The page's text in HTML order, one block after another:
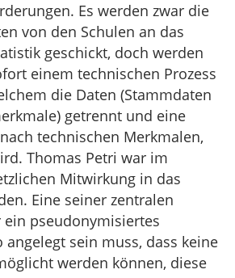
Es werden zwar die
von den Schulen an das
geschickt, doch werden
einem technischen Prozess
die Daten (Stammdaten
getrennt und eine
technischen Merkmalen,
Thomas Petri war im
Mitwirkung in das
Eine seiner zentralen
ein pseudonymisiertes
angelegt sein muss, dass keine
werden können, diese